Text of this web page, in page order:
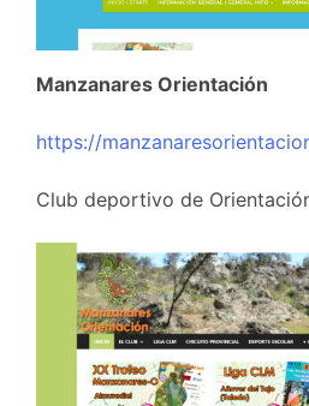
Manzanares Orientación
https://
Club deportivo de